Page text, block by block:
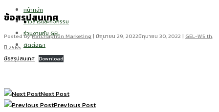
หน้าหลัก
ข่าวสารและกิจกรรม
ร่วมงานกับ GEL
ติดต่อเรา
ข้อสรุปสนเทศ
Posted byRatchaphon Marketing| มิถุนายน 29, 2022มิถุนายน 30, 2022 | GEL-W5 th,
ปี 2565
ข้อสรุปสนเทศ Download
Next Post
Previous Post